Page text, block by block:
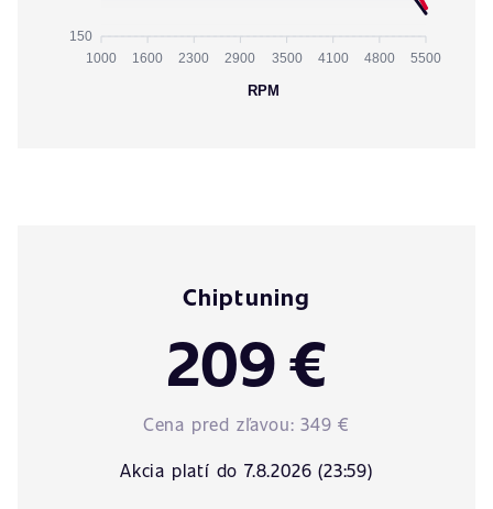
150
1000 1600 2300 2900 3500 4100 4800 5500
RPM
Chiptuning
209 €
Cena pred zľavou:349 €
Akcia platí do 7.8.2026 (23:59)